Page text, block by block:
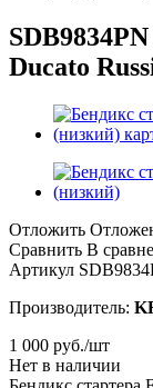
Ducato
Отложить
Сравнить В
Артикул
Производитель:
1 000 руб./шт
Нет в наличии